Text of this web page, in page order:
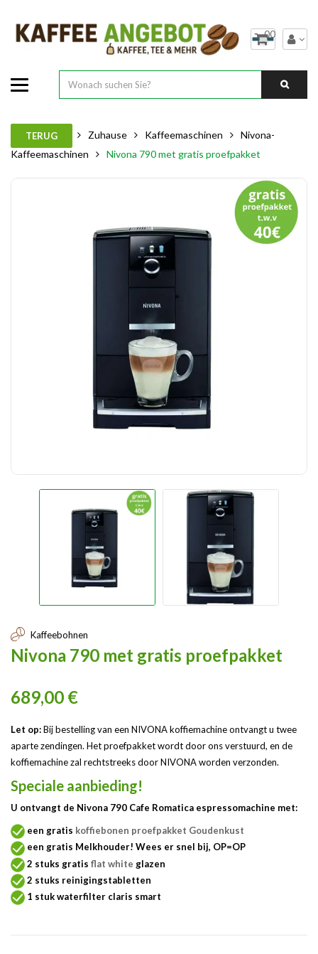
00
TERUG Zuhause Kaffeemaschinen
Nivona-
Kaffeemaschinen
Nivona 790 met gratis proefpakket
Kaffeebohnen
Nivona 790 met gratis proefpakket
689,00 €
Let op:Bij bestelling van een NIVONA koffiemachine ontvangt u twee
aparte zendingen. Het proefpakket wordt door ons verstuurd, en de
koffiemachine zal rechtstreeks door NIVONA worden verzonden.
Speciale aanbieding!
U ontvangt de Nivona 790 Cafe Romatica espressomachine met:
een gratis koffiebonen proefpakket Goudenkust
een gratis Melkhouder! Wees er snel bij, OP=OP
2 stuks gratis flat white glazen
2 stuks reinigingstabletten
1 stuk waterfilter claris smart